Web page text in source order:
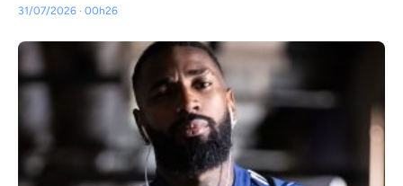
31/07/2026 · 00h26